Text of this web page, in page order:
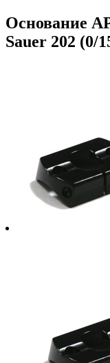
Основание
Sauer 202 (0/